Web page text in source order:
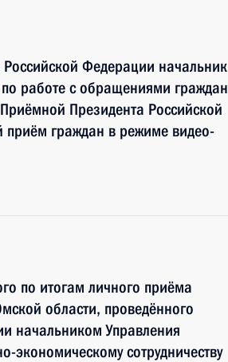
Федерации начальник
работе с обращениями граждан
Президента Российской
граждан в режиме видео-
по итогам личного приёма
области, проведённого
начальником Управления
экономическому сотрудничеству